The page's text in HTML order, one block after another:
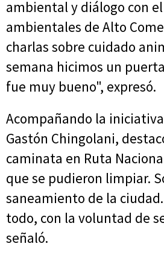
ambiental y diálogo con
ambientales de Alto
charlas sobre cuidado
semana hicimos un
fue muy bueno", expresó.
Acompañando la
Gastón Chingolani,
caminata en Ruta
que se pudieron limpiar.
saneamiento de la
todo, con la voluntad de
señaló.